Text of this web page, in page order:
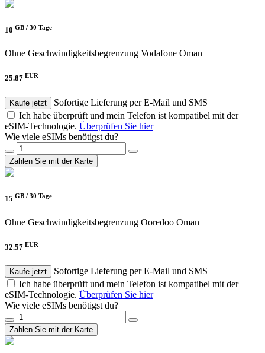
10 GB / 30 Tage
Ohne Geschwindigkeitsbegrenzung Vodafone Oman
25.87 EUR
Kaufe jetzt
Sofortige Lieferung per E-Mail und SMS
Ich habe überprüft und mein Telefon ist kompatibel mit der
eSIM-Technologie. Überprüfen Sie hier
Wie viele eSIMs benötigst du?
Zahlen Sie mit der Karte
15 GB / 30 Tage
Ohne Geschwindigkeitsbegrenzung Ooredoo Oman
32.57 EUR
Kaufe jetzt
Sofortige Lieferung per E-Mail und SMS
Ich habe überprüft und mein Telefon ist kompatibel mit der
eSIM-Technologie. Überprüfen Sie hier
Wie viele eSIMs benötigst du?
Zahlen Sie mit der Karte